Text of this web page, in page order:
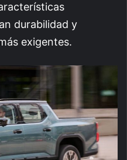
durabilidad y
exigentes.